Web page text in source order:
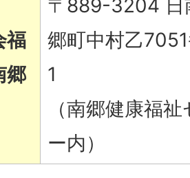
福
郷
〒889-3204 日
郷町中村乙
1
（南郷健康福
ー内）